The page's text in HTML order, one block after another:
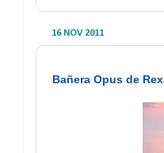
16 NOV 2011
Bañera Opus de